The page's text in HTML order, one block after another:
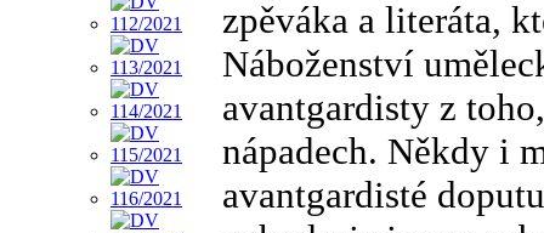
zpěváka a literáta,
Náboženství
avantgardisty z
nápadech. Někdy i
avantgardisté